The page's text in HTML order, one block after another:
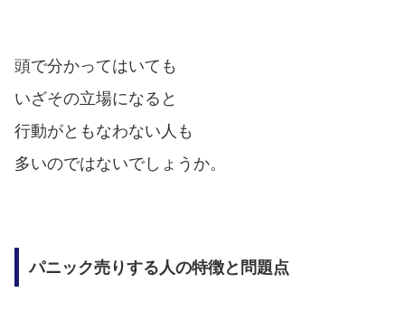
頭で分かってはいても
いざその立場になると
行動がともなわない人も
多いのではないでしょうか。
パニック売りする人の特徴と問題点